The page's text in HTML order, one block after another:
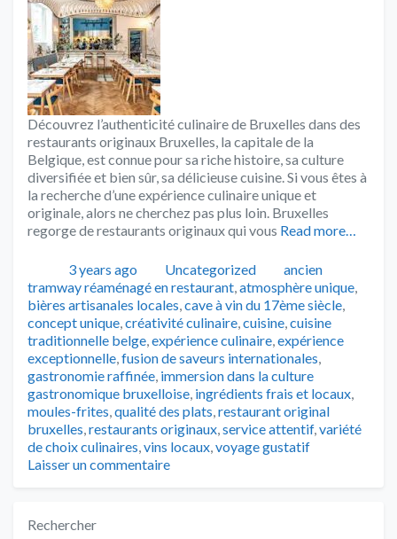
Découvrez l’authenticité culinaire de Bruxelles dans des
restaurants originaux Bruxelles, la capitale de la
Belgique, est connue pour sa riche histoire, sa culture
diversifiée et bien sûr, sa délicieuse cuisine. Si vous êtes à
la recherche d’une expérience culinaire unique et
originale, alors ne cherchez pas plus loin. Bruxelles
regorge de restaurants originaux qui vous Read more…
Publié3 years ago Catégories
Uncategorized Tags
ancien
tramway réaménagé en restaurant,atmosphère unique,
bières artisanales locales,cave à vin du 17ème siècle,
concept unique,créativité culinaire,cuisine,cuisine
traditionnelle belge,expérience culinaire,expérience
exceptionnelle,fusion de saveurs internationales,
gastronomie raffinée, immersion dans la culture
gastronomique bruxelloise, ingrédients frais et locaux,
moules-frites,qualité des plats,restaurant original
bruxelles,restaurants originaux,service attentif,variété
de choix culinaires,vins locaux,voyage gustatif
Laisser un commentaire
Rechercher